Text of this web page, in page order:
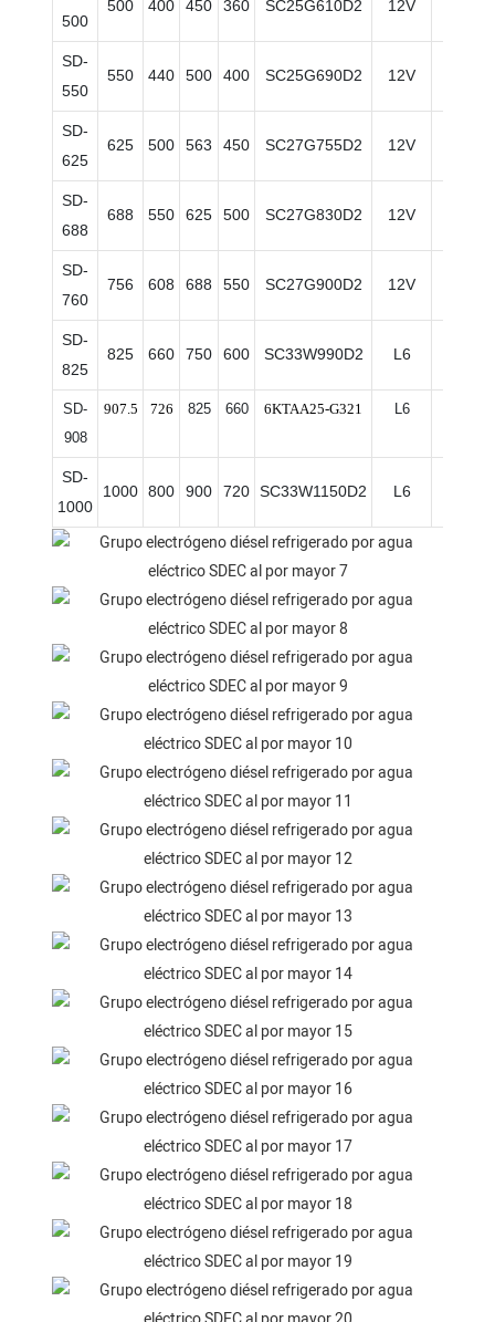
500
500 400 450 360 SC25G610D2 12V
SD-
550
550 440 500 400 SC25G690D2 12V
SD-
625
625 500 563 450 SC27G755D2 12V
SD-
688
688 550 625 500 SC27G830D2 12V
SD-
760
756 608 688 550 SC27G900D2 12V
SD-
825
825 660 750 600 SC33W990D2 L6
SD-
908
907.5 726 825 660 6KTAA25-G321 L6
SD-
1000
1000 800 900 720 SC33W1150D2 L6